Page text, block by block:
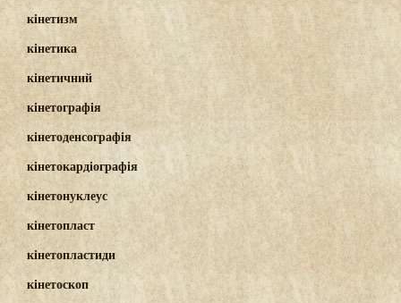
кінетизм
кінетика
кінетичний
кінетографія
кінетоденсографія
кінетокардіографія
кінетонуклеус
кінетопласт
кінетопластиди
кінетоскоп